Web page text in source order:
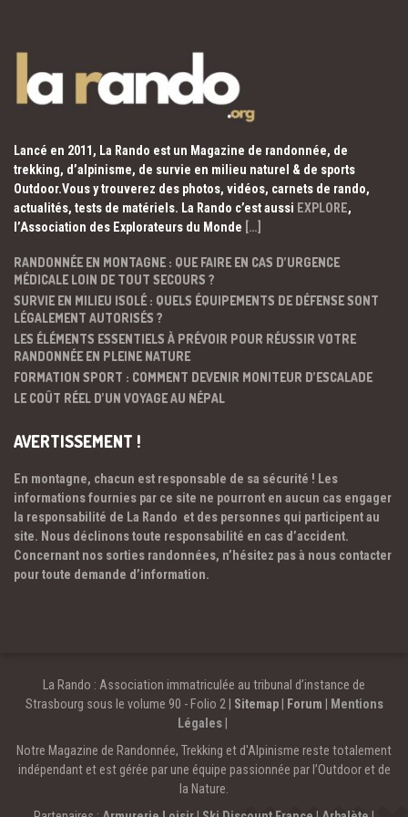
Lancé en 2011, La Rando est un Magazine de randonnée, de
trekking, d’alpinisme, de survie en milieu naturel & de sports
Outdoor.Vous y trouverez des photos, vidéos, carnets de rando,
actualités, tests de matériels. La Rando c’est aussi EXPLORE,
l’Association des Explorateurs du Monde […]
RANDONNÉE EN MONTAGNE : QUE FAIRE EN CAS D’URGENCE
MÉDICALE LOIN DE TOUT SECOURS ?
SURVIE EN MILIEU ISOLÉ : QUELS ÉQUIPEMENTS DE DÉFENSE SONT
LÉGALEMENT AUTORISÉS ?
LES ÉLÉMENTS ESSENTIELS À PRÉVOIR POUR RÉUSSIR VOTRE
RANDONNÉE EN PLEINE NATURE
FORMATION SPORT : COMMENT DEVENIR MONITEUR D’ESCALADE
LE COÛT RÉEL D’UN VOYAGE AU NÉPAL
AVERTISSEMENT !
En montagne, chacun est responsable de sa sécurité ! Les
informations fournies par ce site ne pourront en aucun cas engager
la responsabilité de La Rando et des personnes qui participent au
site. Nous déclinons toute responsabilité en cas d’accident.
Concernant nos sorties randonnées, n’hésitez pas à nous contacter
pour toute demande d’information.
La Rando : Association immatriculée au tribunal d’instance de
Strasbourg sous le volume 90 - Folio 2 | Sitemap| Forum
Mentions
Légales
Notre Magazine de Randonnée, Trekking et d'Alpinisme reste totalement
indépendant et est gérée par une équipe passionnée par l’Outdoor et de
la Nature.